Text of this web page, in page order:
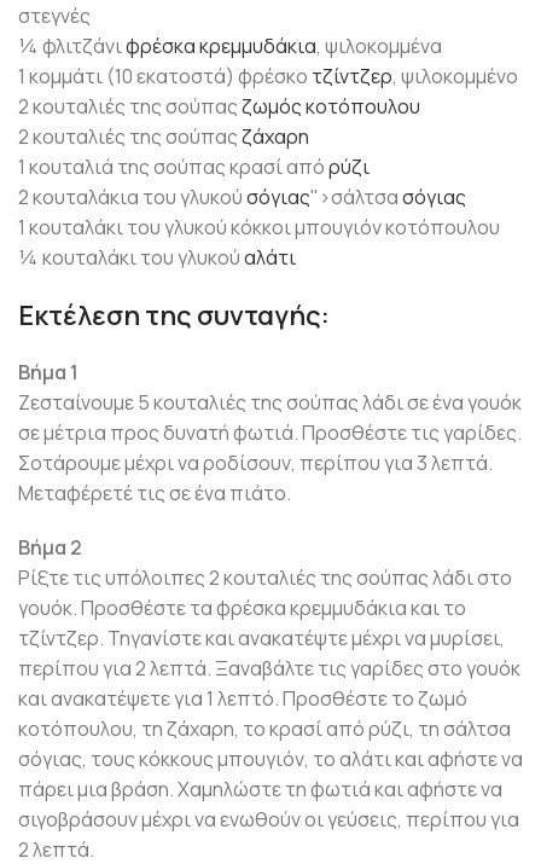
στεγνές
¼ φλιτζάνιφρέσκα κρεμμυδάκια, ψιλοκομμένα
1 κομμάτι (10 εκατοστά) φρέσκο τζίντζερ, ψιλοκομμένο
2 κουταλιές της σούπαςζωμός κοτόπουλου
2 κουταλιές της σούπαςζάχαρη
1 κουταλιά της σούπας κρασί απόρύζι
2 κουταλάκια του γλυκούσόγιας">σάλτσασόγιας
1 κουταλάκι του γλυκού κόκκοι μπουγιόν κοτόπουλου
¼ κουταλάκι του γλυκούαλάτι
Εκτέλεση της συνταγής:
Βήμα 1
Ζεσταίνουμε 5 κουταλιές της σούπας λάδι σε ένα γουόκ
σε μέτρια προς δυνατή φωτιά. Προσθέστε τις γαρίδες.
Σοτάρουμε μέχρι να ροδίσουν, περίπου για 3 λεπτά.
Μεταφέρετέ τις σε ένα πιάτο.
Βήμα 2
Ρίξτε τις υπόλοιπες 2 κουταλιές της σούπας λάδι στο
γουόκ. Προσθέστε τα φρέσκα κρεμμυδάκια και το
τζίντζερ. Τηγανίστε και ανακατέψτε μέχρι να μυρίσει,
περίπου για 2 λεπτά. Ξαναβάλτε τις γαρίδες στο γουόκ
και ανακατέψετε για 1 λεπτό. Προσθέστε το ζωμό
κοτόπουλου, τη ζάχαρη, το κρασί από ρύζι, τη σάλτσα
σόγιας, τους κόκκους μπουγιόν, το αλάτι και αφήστε να
πάρει μια βράση. Χαμηλώστε τη φωτιά και αφήστε να
σιγοβράσουν μέχρι να ενωθούν οι γεύσεις, περίπου για
2 λεπτά.